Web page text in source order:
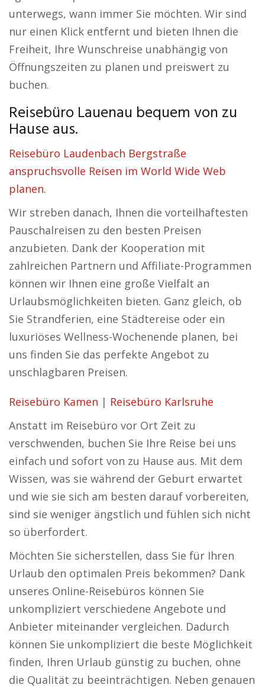
unterwegs, wann immer Sie möchten. Wir sind
nur einen Klick entfernt und bieten Ihnen die
Freiheit, Ihre Wunschreise unabhängig von
Öffnungszeiten zu planen und preiswert zu
buchen.
Reisebüro Lauenau bequem von zu
Hause aus.
Reisebüro Laudenbach Bergstraße
anspruchsvolle Reisen im World Wide Web
planen.
Wir streben danach, Ihnen die vorteilhaftesten
Pauschalreisen zu den besten Preisen
anzubieten. Dank der Kooperation mit
zahlreichen Partnern und Affiliate-Programmen
können wir Ihnen eine große Vielfalt an
Urlaubsmöglichkeiten bieten. Ganz gleich, ob
Sie Strandferien, eine Städtereise oder ein
luxuriöses Wellness-Wochenende planen, bei
uns finden Sie das perfekte Angebot zu
unschlagbaren Preisen.
Reisebüro Kamen | Reisebüro Karlsruhe
Anstatt im Reisebüro vor Ort Zeit zu
verschwenden, buchen Sie Ihre Reise bei uns
einfach und sofort von zu Hause aus. Mit dem
Wissen, was sie während der Geburt erwartet
und wie sie sich am besten darauf vorbereiten,
sind sie weniger ängstlich und fühlen sich nicht
so überfordert.
Möchten Sie sicherstellen, dass Sie für Ihren
Urlaub den optimalen Preis bekommen? Dank
unseres Online-Reisebüros können Sie
unkompliziert verschiedene Angebote und
Anbieter miteinander vergleichen. Dadurch
können Sie unkompliziert die beste Möglichkeit
finden, Ihren Urlaub günstig zu buchen, ohne
die Qualität zu beeinträchtigen. Neben genauen